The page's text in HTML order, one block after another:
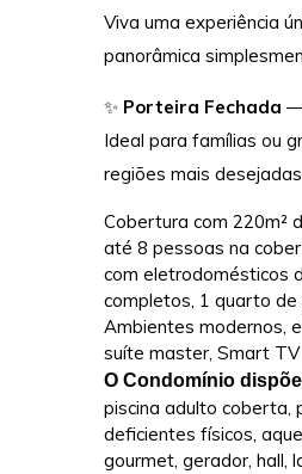
Viva uma experiência
panorâmica
✨ Porteira Fechada —
Ideal para famílias ou
regiões mais
Cobertura com 220m²
até 8 pessoas na
com eletrodomésticos
completos, 1 quarto de
Ambientes modernos,
suíte master, Smart
O Condomínio
piscina adulto coberta,
deficientes físicos,
gourmet, gerador, hall,